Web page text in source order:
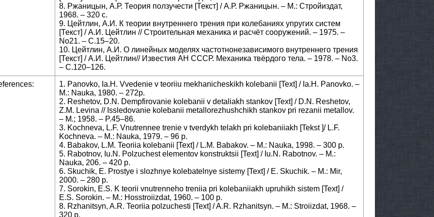
8. Ржаницын, А.Р. Теория ползучести [Текст] / А.Р. Ржаницын. – М.: Стройиздат,
1968. – 320 с.
9. Цейтлин, А.И. К теории внутреннего трения при колебаниях упругих систем
[Текст] / А.И. Цейтлин // Строительная механика и расчёт сооружений. – 1975. –
No21. – С.15–20.
10. Цейтлин, А.И. О линейных моделях частотнонезависимого внутреннего трения
[Текст] / А.И. Цейтлин// Известия АН СССР. Механика твёрдого тела. – 1978. – No3.
– С.120–126.
1. Panovko, Ia.H. Vvedenie v teoriiu mekhanicheskikh kolebanii [Text] / Ia.H. Panovko. –
M.: Nauka, 1980. – 272p.
2. Reshetov, D.N. Dempfirovanie kolebanii v detaliakh stankov [Text] / D.N. Reshetov,
Z.M. Levina // Issledovanie kolebanii metallorezhushchikh stankov pri rezanii metallov.
– M.; 1958. – P.45–86.
3. Kochneva, L.F. Vnutrennee trenie v tverdykh telakh pri kolebaniiakh [Tekst ]/ L.F.
Kochneva. – M.: Nauka, 1979. – 96 p.
4. Babakov, L.M. Teoriia kolebanii [Text] / L.M. Babakov. – M.: Nauka, 1998. – 300 p.
5. Rabotnov, Iu.N. Polzuchest elementov konstruktsii [Text] / Iu.N. Rabotnov. – M.:
Nauka, 206. – 420 p.
6. Skuchik, E. Prostye i slozhnye kolebatelnye sistemy [Text] / E. Skuchik. – M.: Mir,
2000. – 280 p.
7. Sorokin, E.S. K teorii vnutrenneho treniia pri kolebaniiakh upruhikh sistem [Text] /
E.S. Sorokin. – M.: Hosstroiizdat, 1960. – 100 p.
8. Rzhanitsyn, A.R. Teoriia polzuchesti [Text] / A.R. Rzhanitsyn. – M.: Stroiizdat, 1968. –
320 p.